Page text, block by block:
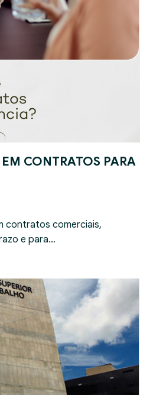
CONTRATOS PARA
contratos comerciais,
e para…